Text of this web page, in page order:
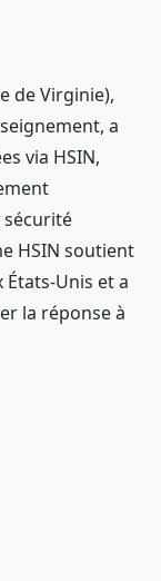
de Virginie),
a
via HSIN,
sécurité
HSIN soutient
Unis et a
la réponse à